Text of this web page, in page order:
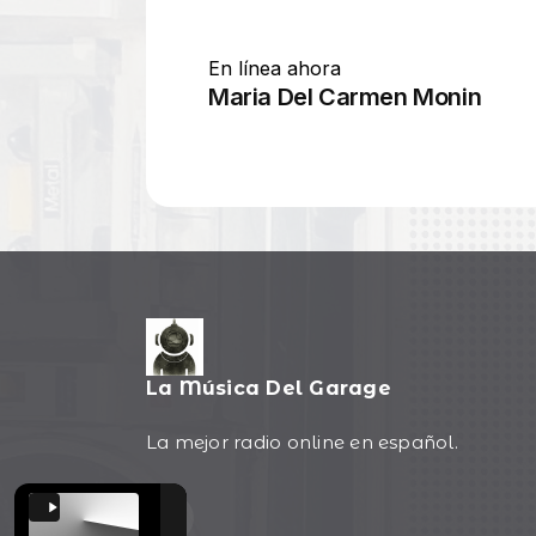
La Música Del Garage
La mejor radio online en español.